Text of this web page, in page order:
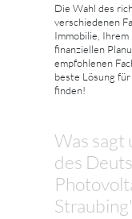
Die Wahl des
verschiedenen
Immobilie,
finanziellen
empfohlenen
beste Lösung
finden!
Was sagt
des